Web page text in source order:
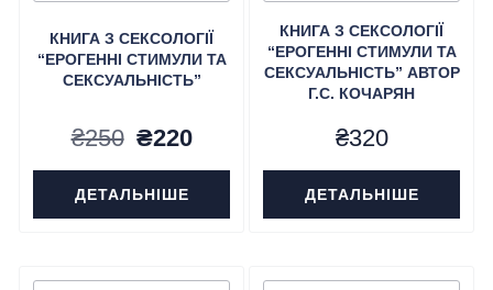
КНИГА З СЕКСОЛОГІЇ
“ЕРОГЕННІ СТИМУЛИ ТА
СЕКСУАЛЬНІСТЬ”
₴250 Оригінальна
ціна:
₴250.
₴220Поточна
ціна:
₴220.
ДЕТАЛЬНІШЕ
КНИГА З СЕКСОЛОГІЇ
“ЕРОГЕННІ СТИМУЛИ ТА
СЕКСУАЛЬНІСТЬ” АВТОР
Г.С. КОЧАРЯН
₴320
ДЕТАЛЬНІШЕ